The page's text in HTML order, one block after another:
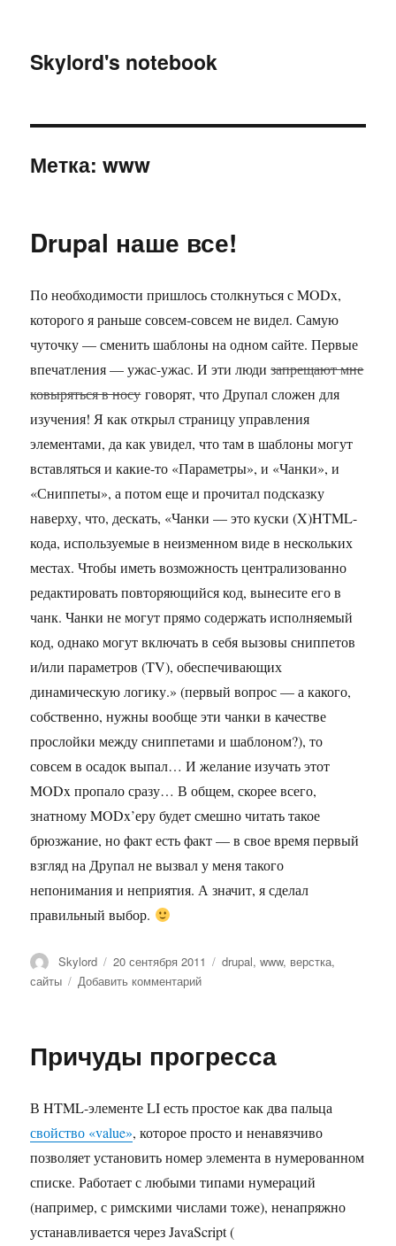
Skylord's notebook
Метка:www
Drupal наше все!
По необходимости пришлось столкнуться с MODx,
которого я раньше совсем-совсем не видел. Самую
чуточку — сменить шаблоны на одном сайте. Первые
впечатления — ужас-ужас. И эти людизапрещают мне
ковыряться в носуговорят, что Друпал сложен для
изучения! Я как открыл страницу управления
элементами, да как увидел, что там в шаблоны могут
вставляться и какие-то «Параметры», и «Чанки», и
«Сниппеты», а потом еще и прочитал подсказку
наверху, что, дескать, «Чанки — это куски (X)HTML-
кода, используемые в неизменном виде в нескольких
местах. Чтобы иметь возможность централизованно
редактировать повторяющийся код, вынесите его в
чанк. Чанки не могут прямо содержать исполняемый
код, однако могут включать в себя вызовы сниппетов
и/или параметров (TV), обеспечивающих
динамическую логику.» (первый вопрос — а какого,
собственно, нужны вообще эти чанки в качестве
прослойки между сниппетами и шаблоном?), то
совсем в осадок выпал… И желание изучать этот
MODx пропало сразу… В общем, скорее всего,
знатному MODx’еру будет смешно читать такое
брюзжание, но факт есть факт — в свое время первый
взгляд на Друпал не вызвал у меня такого
непонимания и неприятия. А значит, я сделал
правильный выбор.
Автор
Skylord Опубликовано
20 сентября 2011 Метки
drupal,www, верстка,
сайты
Добавить комментарийк
все!
Причуды прогресса
В HTML-элементе LI есть простое как два пальца
свойство «value», которое просто и ненавязчиво
позволяет установить номер элемента в нумерованном
списке. Работает с любыми типами нумераций
(например, с римскими числами тоже), ненапряжно
устанавливается через JavaScript (